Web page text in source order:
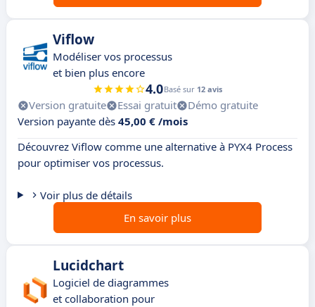
Viflow
Modéliser vos processus
et bien plus encore
4.0Basé sur 12 avis
Version gratuite Essai gratuit
Démo gratuite
Version payante dès 45,00 € /mois
Découvrez Viflow comme une alternative à PYX4 Process
pour optimiser vos processus.
Voir plus de détails
En savoir plus
Lucidchart
Logiciel de diagrammes
et collaboration pour